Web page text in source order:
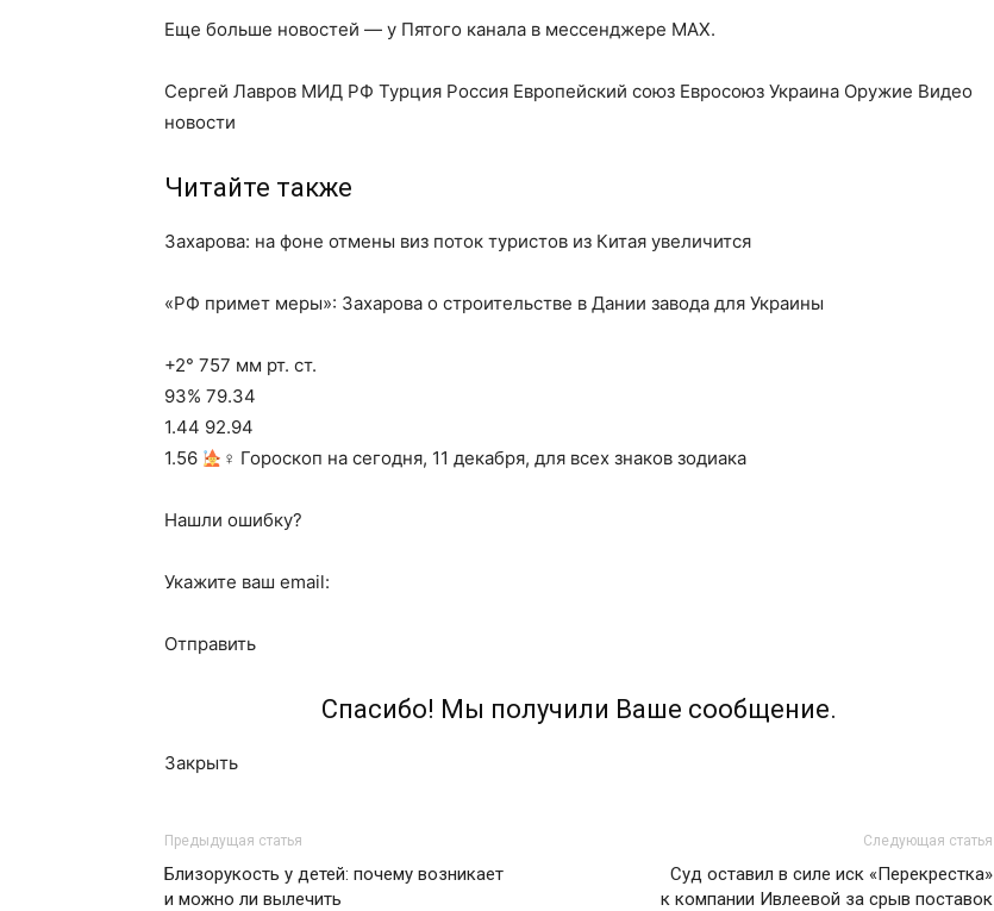
Еще больше новостей — у Пятого канала в мессенджере MAX.
Сергей Лавров МИД РФ Турция Россия Европейский союз Евросоюз Украина Оружие Видео
новости
Читайте также
Захарова: на фоне отмены виз поток туристов из Китая увеличится
«РФ примет меры»: Захарова о строительстве в Дании завода для Украины
+2° 757 мм рт. ст.
93% 79.34
1.44 92.94
1.56
‍♀ Гороскоп на сегодня, 11 декабря, для всех знаков зодиака
Нашли ошибку?
Укажите ваш email:
Отправить
Спасибо! Мы получили Ваше сообщение.
Закрыть
Предыдущая статья
Близорукость у детей: почему возникает
и можно ли вылечить
Следующая статья
Суд оставил в силе иск «Перекрестка»
к компании Ивлеевой за срыв поставок